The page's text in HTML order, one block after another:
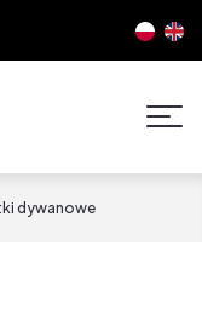
dywanowe